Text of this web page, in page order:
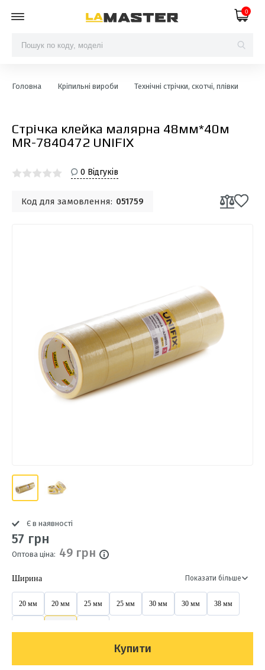
0
Головна Кріпильні вироби Технічні стрічки, скотчі, плівки
Стрічка клейка малярна 48мм*40м
MR-7840472 UNIFIX
0 Відгуків
Код для замовлення: 051759
Є в наявності
57 грн
Оптова ціна: 49 грн
Ширина Показати більше
20 мм 20 мм 25 мм 25 мм 30 мм 30 мм 38 мм
Купити